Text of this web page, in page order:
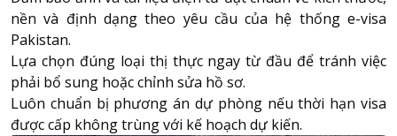
nền và định dạng theo yêu cầu của hệ thống e-visa
Pakistan.
Lựa chọn đúng loại thị thực ngay từ đầu để tránh việc
phải bổ sung hoặc chỉnh sửa hồ sơ.
Luôn chuẩn bị phương án dự phòng nếu thời hạn visa
được cấp không trùng với kế hoạch dự kiến.